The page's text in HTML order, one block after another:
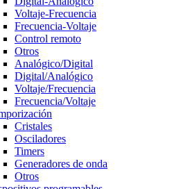
Voltaje-Frecuencia
Frecuencia-Voltaje
Control remoto
Otros
Analógico/Digital
Digital/Analógico
Voltaje/Frecuencia
Frecuencia/Voltaje
Cristales
Osciladores
Timers
Generadores de onda
Otros